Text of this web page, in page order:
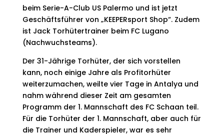
beim Serie-A-Club US Palermo und ist jetzt
Geschäftsführer von „KEEPERsport Shop“. Zudem
ist Jack Torhütertrainer beim FC Lugano
(Nachwuchsteams).
Der 31-Jährige Torhüter, der sich vorstellen
kann, noch einige Jahre als Profitorhüter
weiterzumachen, weilte vier Tage in Antalya und
nahm während dieser Zeit am gesamten
Programm der 1. Mannschaft des FC Schaan teil.
Für die Torhüter der 1. Mannschaft, aber auch für
die Trainer und Kaderspieler, war es sehr